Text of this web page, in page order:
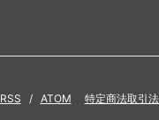
RSS / ATOM 特定商法取引